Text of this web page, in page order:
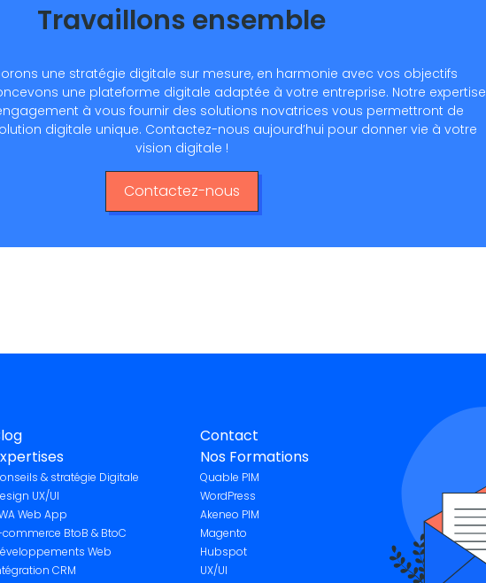
Travaillons ensemble
une stratégie digitale sur mesure, en harmonie avec vos objectifs
une plateforme digitale adaptée à votre entreprise. Notre expertise
à vous fournir des solutions novatrices vous permettront de
digitale unique. Contactez-nous aujourd’hui pour donner vie à votre
vision digitale !
Contactez-nous
& stratégie Digitale
UX/UI
Web App
commerce BtoB & BtoC
Web
CRM
Contact
Nos Formations
Quable PIM
WordPress
Akeneo PIM
Magento
Hubspot
UX/UI